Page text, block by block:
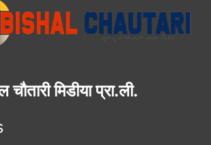
चौतारी मिडीया प्रा.ली.